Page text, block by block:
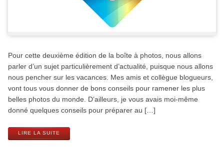
Pour cette deuxième édition de la boîte à photos, nous allons
parler d’un sujet particulièrement d’actualité, puisque nous allons
nous pencher sur les vacances. Mes amis et collègue blogueurs,
vont tous vous donner de bons conseils pour ramener les plus
belles photos du monde. D’ailleurs, je vous avais moi-même
donné quelques conseils pour préparer au […]
LIRE LA SUITE